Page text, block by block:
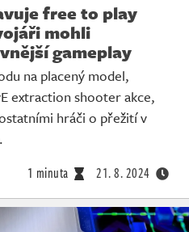
free to play
mohli
gameplay
na placený model,
extraction shooter akce,
hráči o přežití v
1 minuta 21. 8. 2024